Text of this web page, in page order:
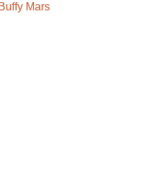
Mars